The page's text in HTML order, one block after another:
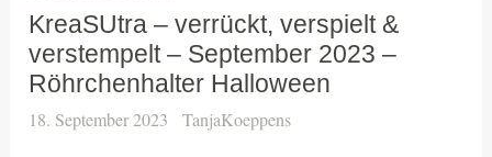
KreaSUtra – verrückt, verspielt &
verstempelt – September 2023 –
Röhrchenhalter Halloween
18. September 2023 TanjaKoeppens